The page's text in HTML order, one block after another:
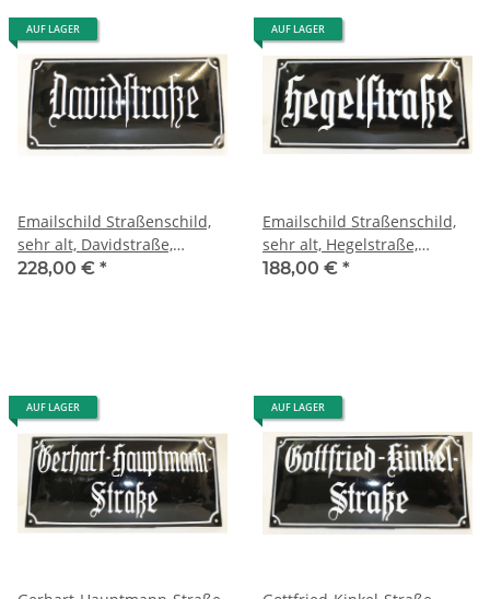
AUF LAGER
Emailschild Straßenschild,
sehr alt, Davidstraße,
gewölbt, street sign enamel
228,00 € *
AUF LAGER
Emailschild Straßenschild,
sehr alt, Hegelstraße,
gewölbt, street sign enamel
188,00 € *
AUF LAGER AUF LAGER